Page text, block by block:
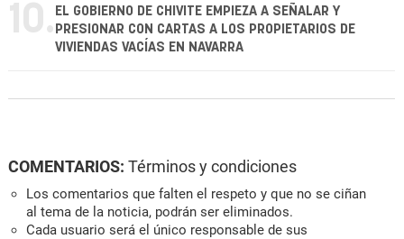
10. EL GOBIERNO DE CHIVITE EMPIEZA A SEÑALAR Y
PRESIONAR CON CARTAS A LOS PROPIETARIOS DE
VIVIENDAS VACÍAS EN NAVARRA
COMENTARIOS: Términos y condiciones
Los comentarios que falten el respeto y que no se ciñan
al tema de la noticia, podrán ser eliminados.
Cada usuario será el único responsable de sus